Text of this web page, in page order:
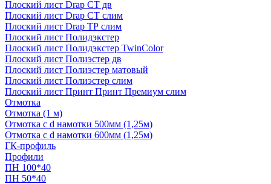
Плоский лист Drap СТ дв
Плоский лист Drap СТ слим
Плоский лист Drap ТР слим
Плоский лист Полидэкстер
Плоский лист Полидэкстер TwinColor
Плоский лист Полиэстер дв
Плоский лист Полиэстер матовый
Плоский лист Полиэстер слим
Плоский лист Принт Принт Премиум слим
Отмотка
Отмотка (1 м)
Отмотка с d намотки 500мм (1,25м)
Отмотка с d намотки 600мм (1,25м)
ГК-профиль
Профили
ПН 100*40
ПН 50*40